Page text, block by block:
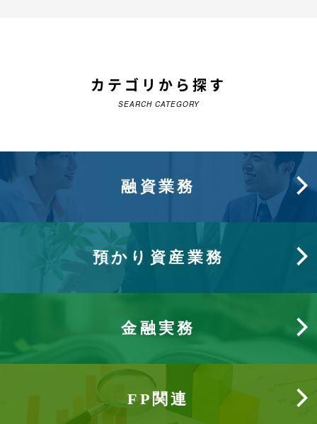
カテゴリから探す
SEARCH CATEGORY
融資業務
預かり資産業務
金融実務
FP関連